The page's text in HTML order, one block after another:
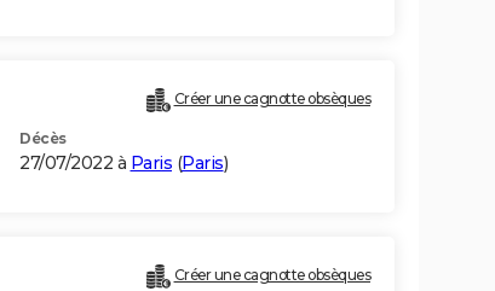
Créer une cagnotte obsèques
Décès
27/07/2022 à Paris (Paris)
Créer une cagnotte obsèques